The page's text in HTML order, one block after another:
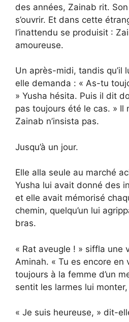
des années, Zainab rit.
s’ouvrir. Et dans cette
l’inattendu se produisit :
amoureuse.
Un après-midi, tandis qu’il
elle demanda : « As-tu
» Yusha hésita. Puis il dit
pas toujours été le cas. » Il
Zainab n’insista pas.
Jusqu’à un jour.
Elle alla seule au marché
Yusha lui avait donné des
et elle avait mémorisé
chemin, quelqu’un lui
bras.
« Rat aveugle ! » siffla une
Aminah. « Tu es encore en
toujours à la femme d’un
sentit les larmes lui
« Je suis heureuse, » dit-